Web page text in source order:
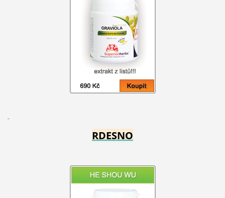
RDESNO